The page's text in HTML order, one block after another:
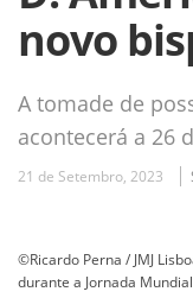
novo
A tomade de
acontecerá a 26
21 de Setembro, 2023
©Ricardo Perna / JMJ
durante a Jornada